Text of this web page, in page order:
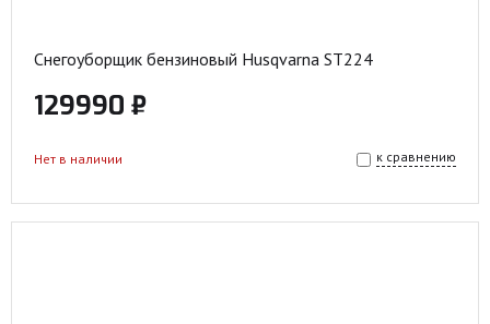
Снегоуборщик бензиновый Husqvarna ST224
129990 ₽
к сравнению
Нет в наличии